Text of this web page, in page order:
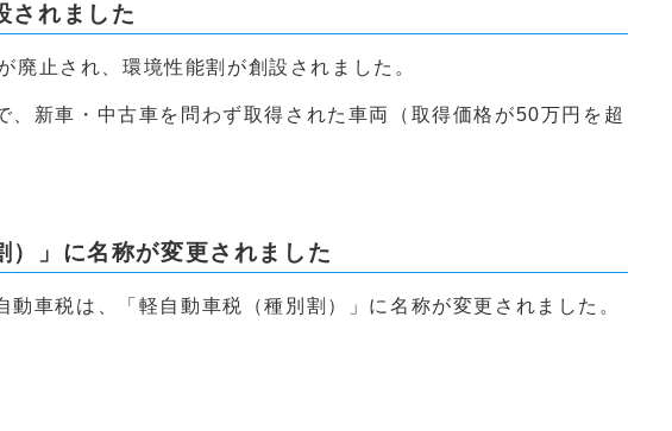
されました
止され、環境性能割が創設されました。
新車・中古車を問わず取得された車両（取得価格が50万円を超
）」に名称が変更されました
車税は、「軽自動車税（種別割）」に名称が変更されました。